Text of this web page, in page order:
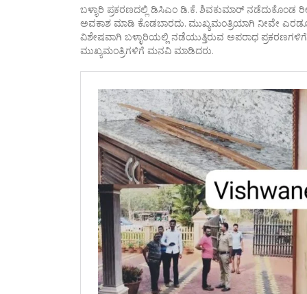
ಬಳ್ಳಾರಿ ಪ್ರಕರಣದಲ್ಲಿ ಡಿಸಿಎಂ ಡಿ.ಕೆ. ಶಿವಕುಮಾರ್​​
ಅವಕಾಶ ಮಾಡಿ ಕೊಡಬಾರದು. ಮುಖ್ಯಮಂತ್ರಿಯಾಗಿ ನೀವೇ
ವಿಶೇಷವಾಗಿ ಬಳ್ಳಾರಿಯಲ್ಲಿ ನಡೆಯುತ್ತಿರುವ ಅಪರಾಧ
ಮುಖ್ಯಮಂತ್ರಿಗಳಿಗೆ ಮನವಿ ಮಾಡಿದರು.